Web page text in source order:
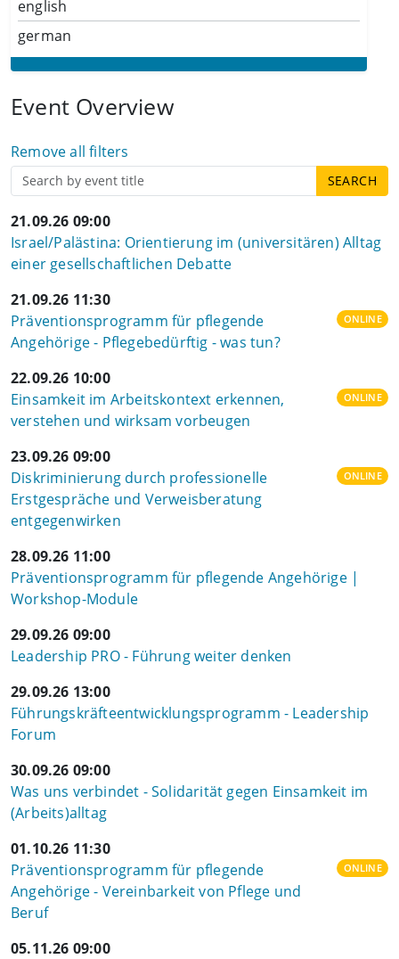
english
german
Event Overview
Remove all filters
21.09.26 09:00
Israel/Palästina: Orientierung im (universitären) Alltag
einer gesellschaftlichen Debatte
21.09.26 11:30
Präventionsprogramm für pflegende
Angehörige - Pflegebedürftig - was tun?
ONLINE
22.09.26 10:00
Einsamkeit im Arbeitskontext erkennen,
verstehen und wirksam vorbeugen
ONLINE
23.09.26 09:00
Diskriminierung durch professionelle
Erstgespräche und Verweisberatung
entgegenwirken
ONLINE
28.09.26 11:00
Präventionsprogramm für pflegende Angehörige |
Workshop-Module
29.09.26 09:00
Leadership PRO - Führung weiter denken
29.09.26 13:00
Führungskräfteentwicklungsprogramm - Leadership
Forum
30.09.26 09:00
Was uns verbindet - Solidarität gegen Einsamkeit im
(Arbeits)alltag
01.10.26 11:30
Präventionsprogramm für pflegende
Angehörige - Vereinbarkeit von Pflege und
Beruf
ONLINE
05.11.26 09:00